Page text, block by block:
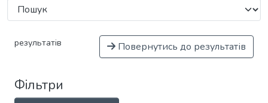
результатів Повернутись до результатів
Фільтри